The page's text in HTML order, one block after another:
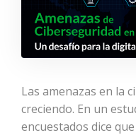
Las amenazas en la
creciendo. En un
encuestados dice